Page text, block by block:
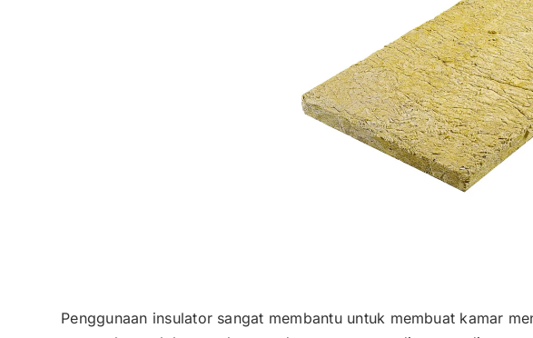
Penggunaan insulator sangat membantu untuk membuat kamar